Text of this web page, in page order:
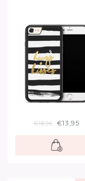
€18,95 €13,95